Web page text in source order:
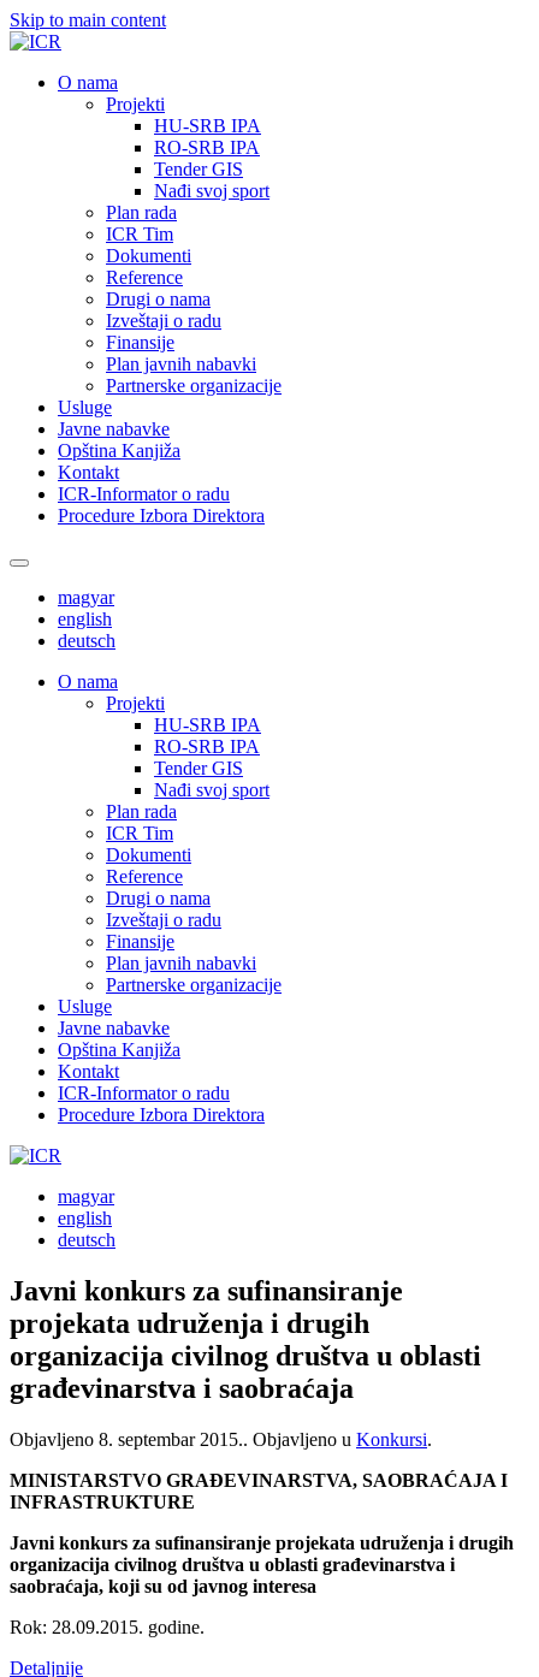
Skip to main content
О nama
Projekti
HU-SRB IPA
RO-SRB IPA
Tender GIS
Nađi svoj sport
Plan rada
ICR Tim
Dokumenti
Reference
Drugi o nama
Izveštaji o radu
Finansije
Plan javnih nabavki
Partnerske organizacije
Usluge
Javne nabavke
Opština Kanjiža
Kontakt
ICR-Informator o radu
Procedure Izbora Direktora
magyar
english
deutsch
О nama
Projekti
HU-SRB IPA
RO-SRB IPA
Tender GIS
Nađi svoj sport
Plan rada
ICR Tim
Dokumenti
Reference
Drugi o nama
Izveštaji o radu
Finansije
Plan javnih nabavki
Partnerske organizacije
Usluge
Javne nabavke
Opština Kanjiža
Kontakt
ICR-Informator o radu
Procedure Izbora Direktora
magyar
english
deutsch
Javni konkurs za sufinansiranje
projekata udruženja i drugih
organizacija civilnog društva u oblasti
građevinarstva i saobraćaja
Objavljeno 8. septembar 2015.. Objavljeno u Konkursi.
MINISTARSTVO GRAĐEVINARSTVA, SAOBRAĆAJA I
INFRASTRUKTURE
Javni konkurs za sufinansiranje projekata udruženja i drugih
organizacija civilnog društva u oblasti građevinarstva i
saobraćaja, koji su od javnog interesa
Rok: 28.09.2015. godine.
Detaljnije